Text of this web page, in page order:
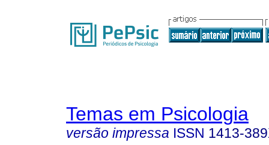
Temas em Psicologia
versão impressa ISSN 1413-